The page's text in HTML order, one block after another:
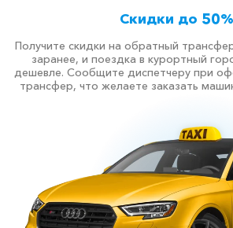
Скидки до 50%
Получите скидки на обратный
заранее, и поездка в курортный
дешевле. Сообщите диспетчеру при
трансфер, что желаете заказать